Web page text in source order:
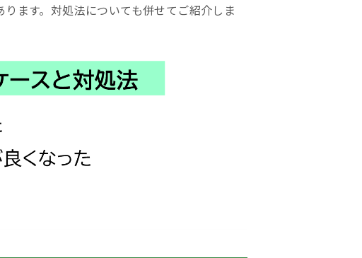
ます。対処法についても併せてご紹介しま